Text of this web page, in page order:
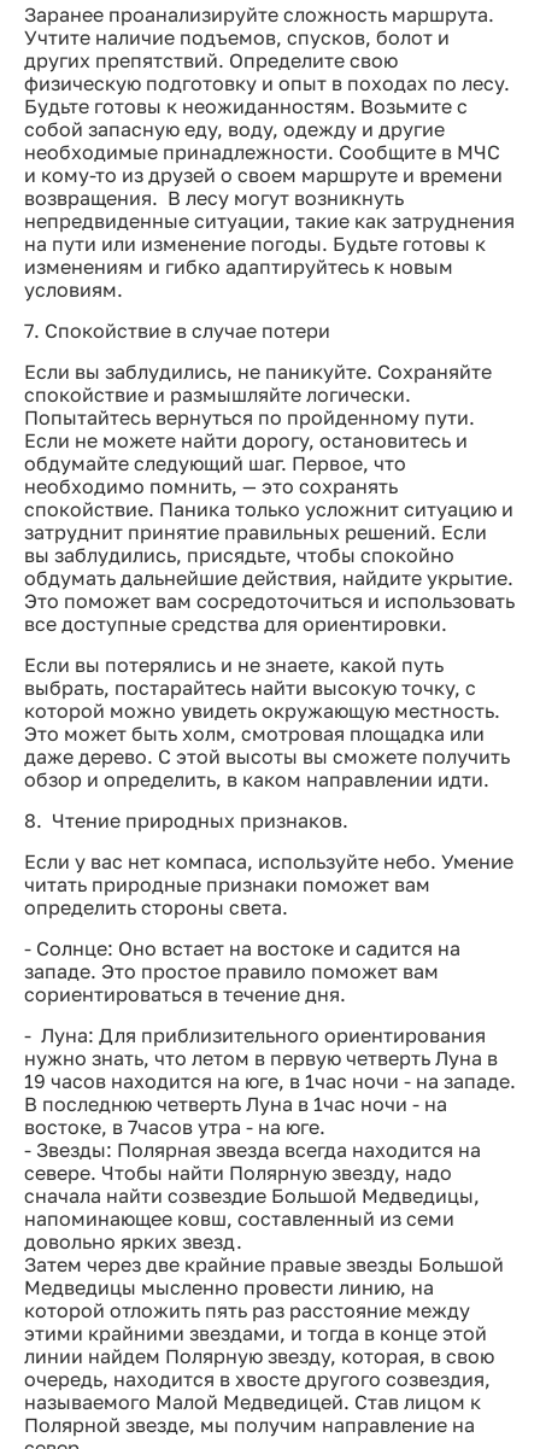
Заранее проанализируйте сложность маршрута.
Учтите наличие подъемов, спусков, болот и
других препятствий. Определите свою
физическую подготовку и опыт в походах по лесу.
Будьте готовы к неожиданностям. Возьмите с
собой запасную еду, воду, одежду и другие
необходимые принадлежности. Сообщите в МЧС
и кому-то из друзей о своем маршруте и времени
возвращения. В лесу могут возникнуть
непредвиденные ситуации, такие как затруднения
на пути или изменение погоды. Будьте готовы к
изменениям и гибко адаптируйтесь к новым
условиям.
7. Спокойствие в случае потери
Если вы заблудились, не паникуйте. Сохраняйте
спокойствие и размышляйте логически.
Попытайтесь вернуться по пройденному пути.
Если не можете найти дорогу, остановитесь и
обдумайте следующий шаг. Первое, что
необходимо помнить, — это сохранять
спокойствие. Паника только усложнит ситуацию и
затруднит принятие правильных решений. Если
вы заблудились, присядьте, чтобы спокойно
обдумать дальнейшие действия, найдите укрытие.
Это поможет вам сосредоточиться и использовать
все доступные средства для ориентировки.
Если вы потерялись и не знаете, какой путь
выбрать, постарайтесь найти высокую точку, с
которой можно увидеть окружающую местность.
Это может быть холм, смотровая площадка или
даже дерево. С этой высоты вы сможете получить
обзор и определить, в каком направлении идти.
8. Чтение природных признаков.
Если у вас нет компаса, используйте небо. Умение
читать природные признаки поможет вам
определить стороны света.
- Солнце: Оно встает на востоке и садится на
западе. Это простое правило поможет вам
сориентироваться в течение дня.
- Луна: Для приблизительного ориентирования
нужно знать, что летом в первую четверть Луна в
19 часов находится на юге, в 1час ночи - на западе.
В последнюю четверть Луна в 1час ночи - на
востоке, в 7часов утра - на юге.
- Звезды: Полярная звезда всегда находится на
севере. Чтобы найти Полярную звезду, надо
сначала найти созвездие Большой Медведицы,
напоминающее ковш, составленный из семи
довольно ярких звезд.
Затем через две крайние правые звезды Большой
Медведицы мысленно провести линию, на
которой отложить пять раз расстояние между
этими крайними звездами, и тогда в конце этой
линии найдем Полярную звезду, которая, в свою
очередь, находится в хвосте другого созвездия,
называемого Малой Медведицей. Став лицом к
Полярной звезде, мы получим направление на